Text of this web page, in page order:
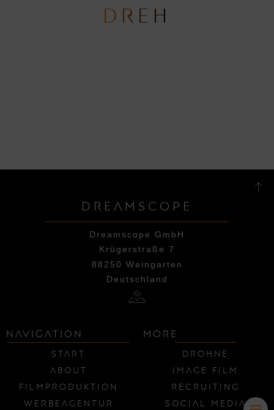
DREH
NAVIGATION
Start
About
Filmproduktion
Werbeagentur
DREAMSCOPE
Dreamscope GmbH
Krügerstraße 7
88250 Weingarten
Deutschland
MORE
Drohne
Image Film
Recruiting
Social Media